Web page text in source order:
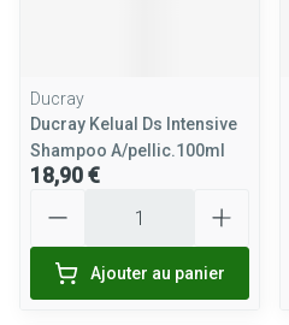
Ducray
Ducray Kelual Ds Intensive
Shampoo A/pellic.100ml
18,90 €
Ajouter au panier